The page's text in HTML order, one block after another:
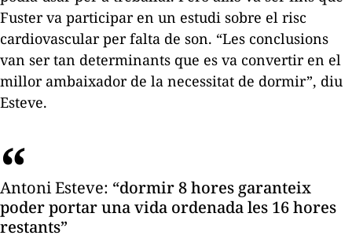
Fuster va participar en un estudi sobre el risc
cardiovascular per falta de son. “Les conclusions
van ser tan determinants que es va convertir en el
millor ambaixador de la necessitat de dormir”, diu
Esteve.
Antoni Esteve: “dormir 8 hores garanteix
poder portar una vida ordenada les 16 hores
restants”